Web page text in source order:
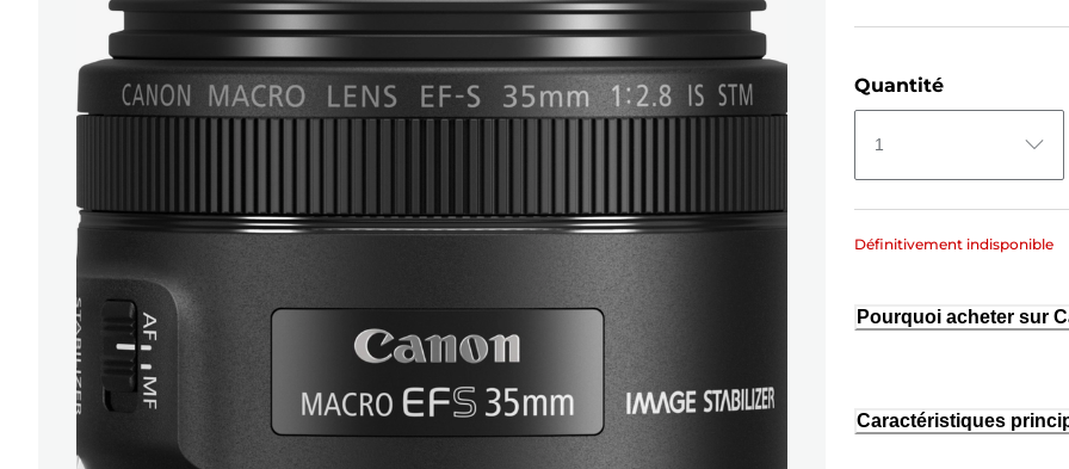
Quantité
1
Définitivement indisponible
Pourquoi acheter sur
Caractéristiques